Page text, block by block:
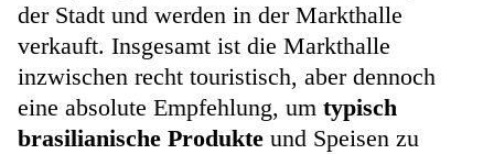
der Stadt und werden in der Markthalle
verkauft. Insgesamt ist die Markthalle
inzwischen recht touristisch, aber dennoch
eine absolute Empfehlung, um typisch
brasilianische Produkte und Speisen zu